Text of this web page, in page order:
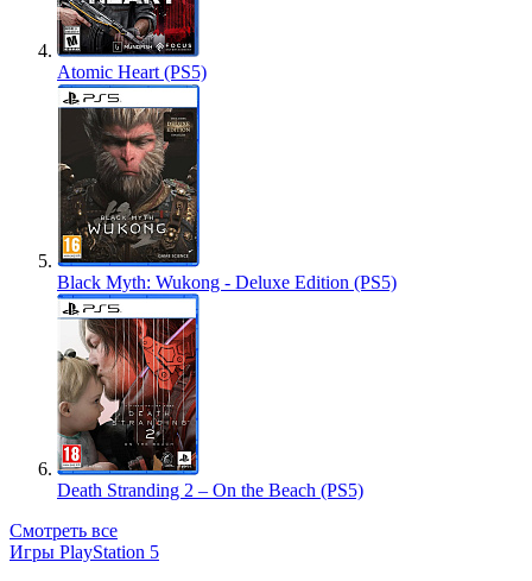
Atomic Heart (PS5)
Black Myth: Wukong - Deluxe Edition (PS5)
Death Stranding 2 – On the Beach (PS5)
Смотреть все
Игры PlayStation 5